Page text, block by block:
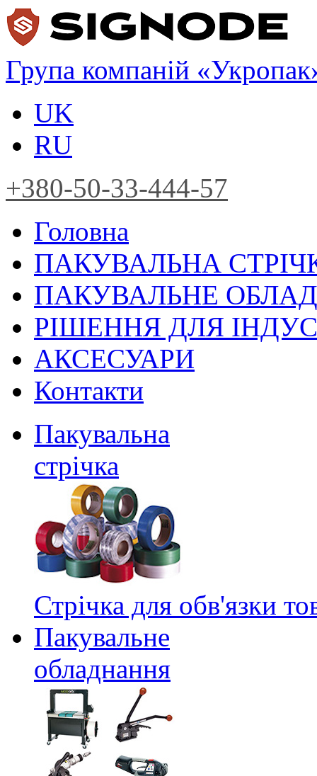
Група компаній
UK
RU
+380-50-33-444-57
Головна
ПАКУВАЛЬНА
ПАКУВАЛЬНЕ
РІШЕННЯ ДЛЯ
АКСЕСУАРИ
Контакти
Пакувальна
стрічка
Стрічка для обв'язки
Пакувальне
обладнання